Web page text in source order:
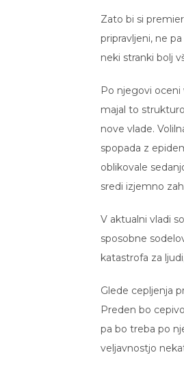
Zato bi si
pripravljeni, ne
neki stranki bolj
Po njegovi oceni
majal to
nove vlade.
spopada z
oblikovale
sredi izjemno
V aktualni vladi
sposobne
katastrofa za
Glede cepljenja
Preden bo
pa bo treba po
veljavnostjo